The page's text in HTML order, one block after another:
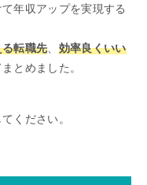
年収アップを実現する
転職先、 効率良くいい
とめました。
ください。